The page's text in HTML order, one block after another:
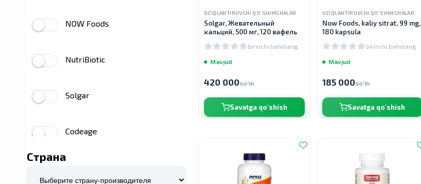
NOW Foods
NutriBiotic
Solgar
Codeage
Страна
OZIQLANTIRUVCHI QO'SHIMCHALAR
Solgar, Жевательный
кальций, 500 мг, 120 вафель
birinchi baholang
Mavjud
420 000so'm
Savatga qo'shish
OZIQLANTIRUVCHI QO'SHIMCHALAR
Now Foods, kaliy sitrat, 99 mg,
180 kapsula
birinchi baholang
Mavjud
185 000so'm
Savatga qo'shish